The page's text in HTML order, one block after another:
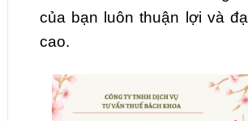
của bạn luôn thuận lợi và
cao.